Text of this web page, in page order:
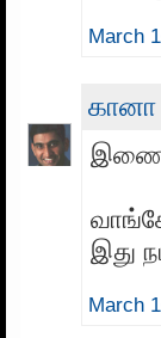
March
கானா
இது
March